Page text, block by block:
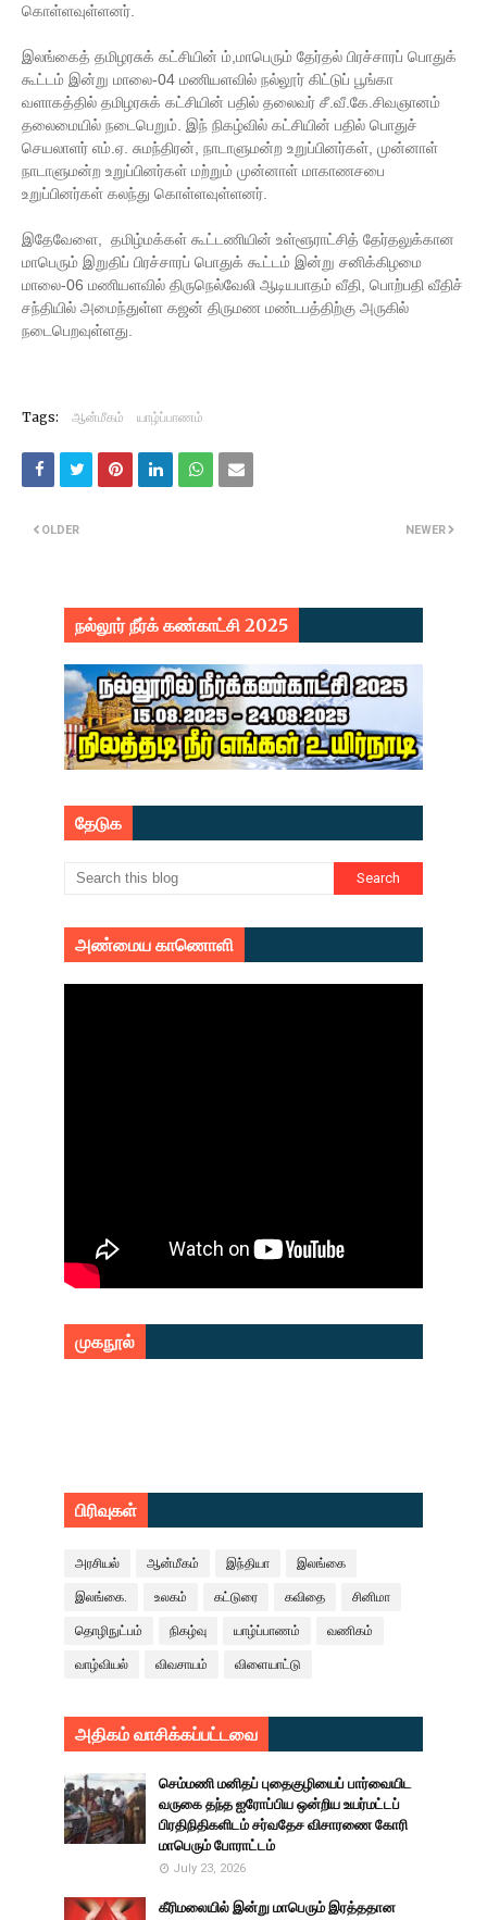
கொள்ளவுள்ளனர்.
இலங்கைத் தமிழரசுக் கட்சியின் ம்,மாபெரும் தேர்தல் பிரச்சாரப் பொதுக்
கூட்டம் இன்று மாலை-04 மணியளவில் நல்லூர் கிட்டுப் பூங்கா
வளாகத்தில் தமிழரசுக் கட்சியின் பதில் தலைவர் சீ.வீ.கே.சிவஞானம்
தலைமையில் நடைபெறும். இந் நிகழ்வில் கட்சியின் பதில் பொதுச்
செயலாளர் எம்.ஏ. சுமந்திரன், நாடாளுமன்ற உறுப்பினர்கள், முன்னாள்
நாடாளுமன்ற உறுப்பினர்கள் மற்றும் முன்னாள் மாகாணசபை
உறுப்பினர்கள் கலந்து கொள்ளவுள்ளனர்.
இதேவேளை, தமிழ்மக்கள் கூட்டணியின் உள்ளூராட்சித் தேர்தலுக்கான
மாபெரும் இறுதிப் பிரச்சாரப் பொதுக் கூட்டம் இன்று சனிக்கிழமை
மாலை-06 மணியளவில் திருநெல்வேலி ஆடியபாதம் வீதி, பொற்பதி வீதிச்
சந்தியில் அமைந்துள்ள கஜன் திருமண மண்டபத்திற்கு அருகில்
நடைபெறவுள்ளது.
Tags: ஆன்மீகம் யாழ்ப்பாணம்
NEWER
OLDER
நல்லூர் நீர்க் கண்காட்சி 2025
தேடுக
அண்மைய காணொளி
முகநூல்
பிரிவுகள்
அரசியல் ஆன்மீகம் இந்தியா இலங்கை
இலங்கை. உலகம் கட்டுரை கவிதை சினிமா
தொழிநுட்பம் நிகழ்வு யாழ்ப்பாணம் வணிகம்
வாழ்வியல் விவசாயம் விளையாட்டு
அதிகம் வாசிக்கப்பட்டவை
செம்மணி மனிதப் புதைகுழியைப் பார்வையிட
வருகை தந்த ஐரோப்பிய ஒன்றிய உயர்மட்டப்
பிரதிநிதிகளிடம் சர்வதேச விசாரணை கோரி
மாபெரும் போராட்டம்
July 23, 2026
கீரிமலையில் இன்று மாபெரும் இரத்ததான